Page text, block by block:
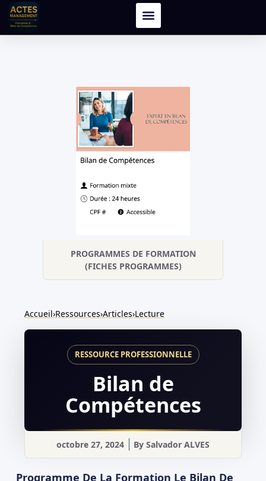
PROGRAMMES DE FORMATION
(FICHES PROGRAMMES)
Accueil›Ressources›Articles›Lecture
Bilan de
Compétences
octobre 27, 2024 By Salvador ALVES
Programme De La Formation Le Bilan De